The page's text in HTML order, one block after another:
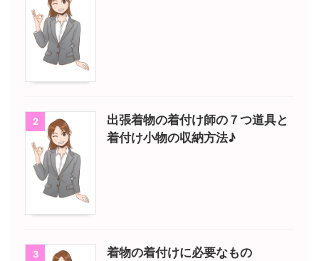
2
出張着物の着付け師の７つ道具と
着付け小物の収納方法♪
3 着物の着付けに必要なもの